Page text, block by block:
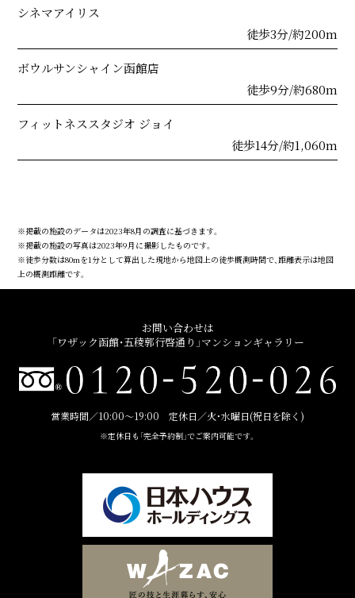
シネマアイリス
徒歩3分/約200m
ボウルサンシャイン函館店
徒歩9分/約680m
フィットネススタジオ ジョイ
徒歩14分/約1,060m
※掲載の施設のデータは2023年8月の調査に基づきます。
※掲載の施設の写真は2023年9月に撮影したものです。
※徒歩分数は80mを1分として算出した現地から地図上の徒歩概測時間で、距離表示は地図
上の概測距離です。
お問い合わせは
「ワザック函館・五稜郭行啓通り」マンションギャラリー
営業時間／10:00〜19:00 定休日／火・水曜日(祝日を除く)
※定休日も「完全予約制」でご案内可能です。